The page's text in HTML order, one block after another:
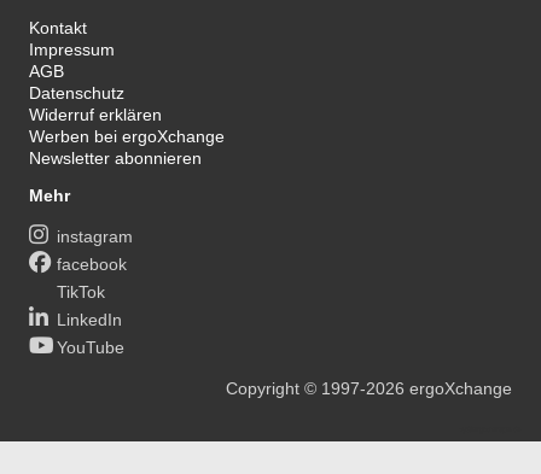
Kontakt
Impressum
AGB
Datenschutz
Widerruf erklären
Werben bei ergoXchange
Newsletter abonnieren
Mehr
instagram
facebook
TikTok
LinkedIn
YouTube
Copyright© 1997-2026 ergoXchange